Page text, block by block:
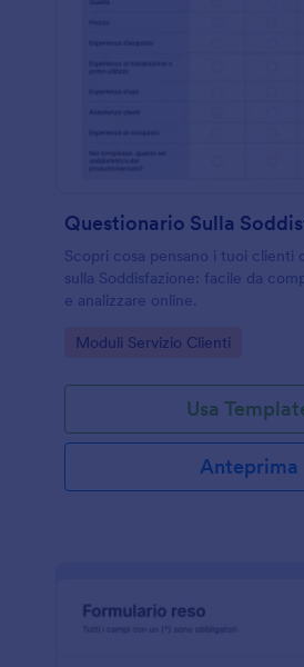
ed efficiente.
Scopri cosa pensano i tuoi clienti
sulla Soddisfazione: facile da
e analizzare online.
Go to Category:
Moduli Servizio Clienti
Usa
Anteprima